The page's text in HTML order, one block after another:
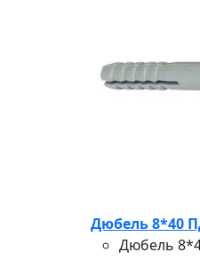
Дюбель 8*40
Дюбель